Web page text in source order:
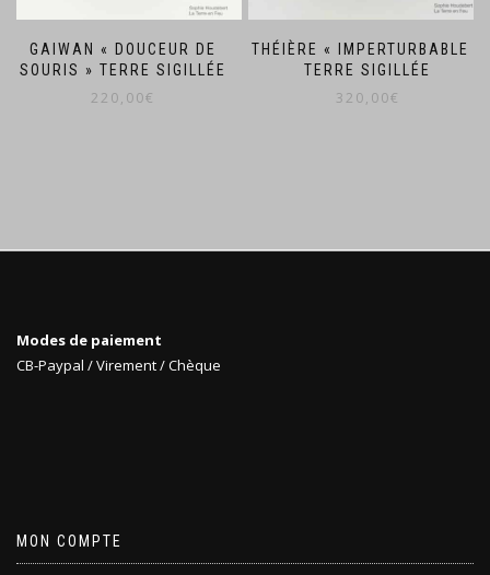
GAIWAN « DOUCEUR DE
SOURIS » TERRE SIGILLÉE
220,00€
THÉIÈRE « IMPERTURBABLE »
TERRE SIGILLÉE
320,00€
Modes de paiement
CB-Paypal / Virement / Chèque
MON COMPTE